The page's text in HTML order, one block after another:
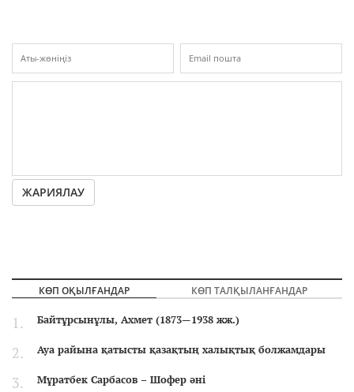
ЖАРИЯЛАУ
КӨП ОҚЫЛҒАНДАР КӨП ТАЛҚЫЛАНҒАНДАР
Байтұрсынұлы, Ахмет (1873—1938 жж.)
Ауа райына қатысты қазақтың халықтық болжамдары
Мұратбек Сарбасов – Шофер әні